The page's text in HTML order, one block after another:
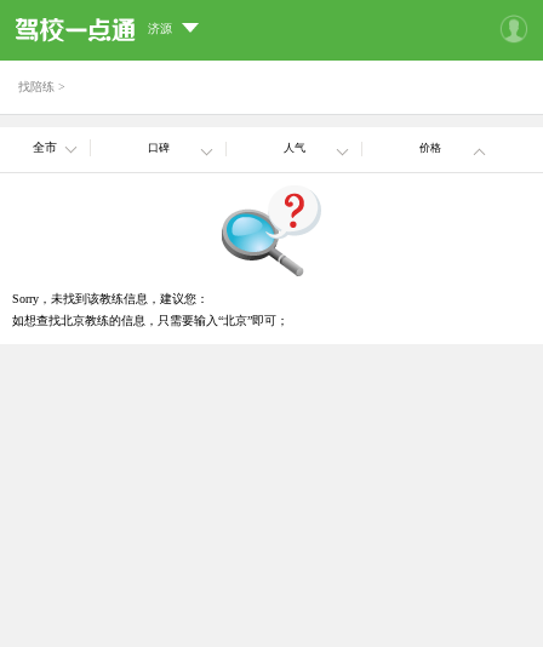
济源
找陪练 >
全市 口碑 人气 价格
Sorry，未找到该教练信息，建议您：
如想查找北京教练的信息，只需要输入“北京”即可；